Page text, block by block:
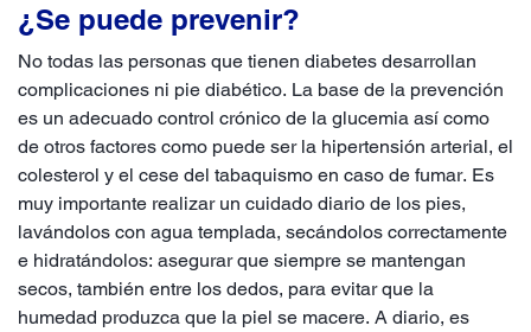
¿Se puede prevenir?
No todas las personas que tienen diabetes desarrollan
complicaciones ni pie diabético. La base de la prevención
es un adecuado control crónico de la glucemia así como
de otros factores como puede ser la hipertensión arterial, el
colesterol y el cese del tabaquismo en caso de fumar. Es
muy importante realizar un cuidado diario de los pies,
lavándolos con agua templada, secándolos correctamente
e hidratándolos: asegurar que siempre se mantengan
secos, también entre los dedos, para evitar que la
humedad produzca que la piel se macere. A diario, es